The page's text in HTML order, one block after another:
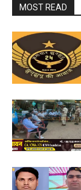
MOST READ